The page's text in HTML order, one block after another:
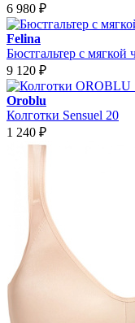
6 980 ₽
Felina
Бюстгальтер с мягкой
9 120 ₽
Oroblu
Колготки Sensuel 20
1 240 ₽